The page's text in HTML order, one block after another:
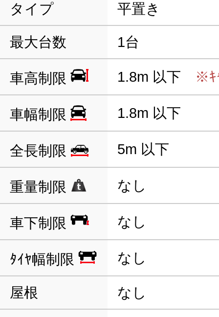
タイプ 平置き
最大台数 1台
車高制限 1.8m 以下 ※ｷ
車幅制限 1.8m 以下
全長制限 5m 以下
重量制限 なし
車下制限 なし
ﾀｲﾔ幅制限 なし
屋根 なし